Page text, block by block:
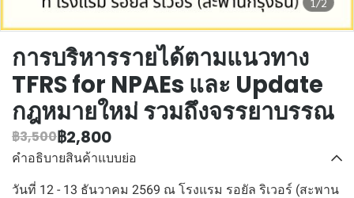
การบริหารรายได้ตามแนวทาง
TFRS for NPAEs และ Update
กฎหมายใหม่ รวมถึงจรรยาบรรณ
฿3,500฿2,800
คำอธิบายสินค้าแบบย่อ
วันที่ 12 - 13 ธันวาคม 2569 ณ โรงแรม รอยัล ริเวอร์ (สะพาน